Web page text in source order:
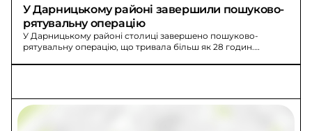
У Дарницькому районі завершили пошуково-
рятувальну операцію
У Дарницькому районі столиці завершено пошуково-
рятувальну операцію, що тривала більш як 28 годин.